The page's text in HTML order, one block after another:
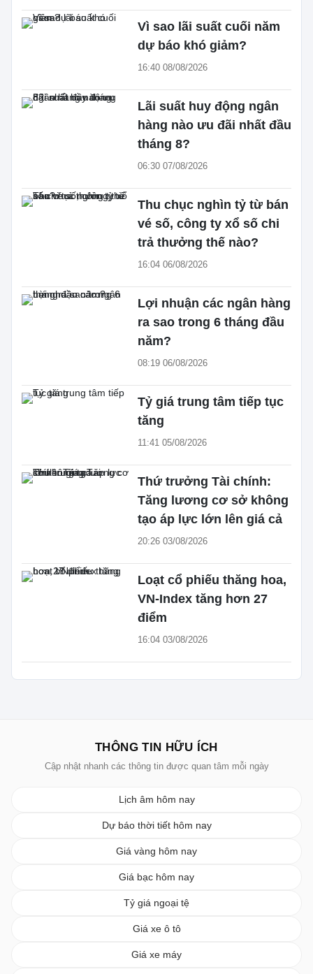
Vì sao lãi suất cuối năm
dự báo khó giảm?
16:40 08/08/2026
Lãi suất huy động ngân
hàng nào ưu đãi nhất đầu
tháng 8?
06:30 07/08/2026
Thu chục nghìn tỷ từ bán
vé số, công ty xổ số chi
trả thưởng thế nào?
16:04 06/08/2026
Lợi nhuận các ngân hàng
ra sao trong 6 tháng đầu
năm?
08:19 06/08/2026
Tỷ giá trung tâm tiếp tục
tăng
11:41 05/08/2026
Thứ trưởng Tài chính:
Tăng lương cơ sở không
tạo áp lực lớn lên giá cả
20:26 03/08/2026
Loạt cổ phiếu thăng hoa,
VN-Index tăng hơn 27
điểm
16:04 03/08/2026
THÔNG TIN HỮU ÍCH
Cập nhật nhanh các thông tin được quan tâm mỗi ngày
Lịch âm hôm nay
Dự báo thời tiết hôm nay
Giá vàng hôm nay
Giá bạc hôm nay
Tỷ giá ngoại tệ
Giá xe ô tô
Giá xe máy